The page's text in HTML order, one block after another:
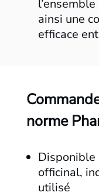
ainsi une
efficace
norme
Disponible
officinal,
utilisé